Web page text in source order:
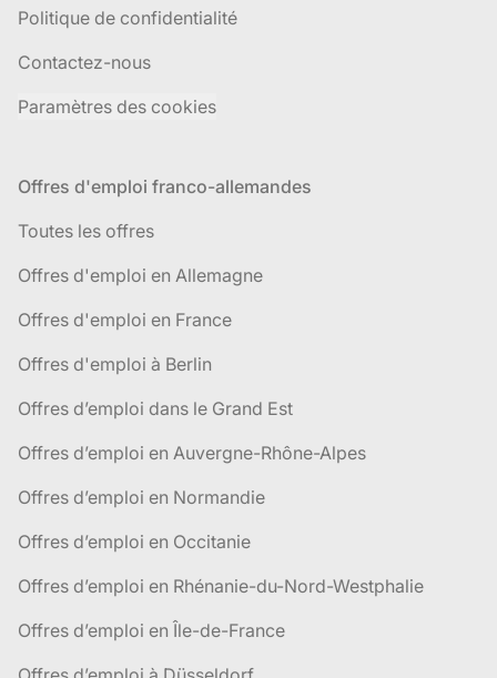
Politique de confidentialité
Contactez-nous
Paramètres des cookies
Offres d'emploi franco-allemandes
Toutes les offres
Offres d'emploi en Allemagne
Offres d'emploi en France
Offres d'emploi à Berlin
Offres d’emploi dans le Grand Est
Offres d’emploi en Auvergne-Rhône-Alpes
Offres d’emploi en Normandie
Offres d’emploi en Occitanie
Offres d’emploi en Rhénanie-du-Nord-Westphalie
Offres d’emploi en Île-de-France